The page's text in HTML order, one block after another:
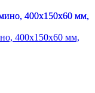
400х150х60 мм,